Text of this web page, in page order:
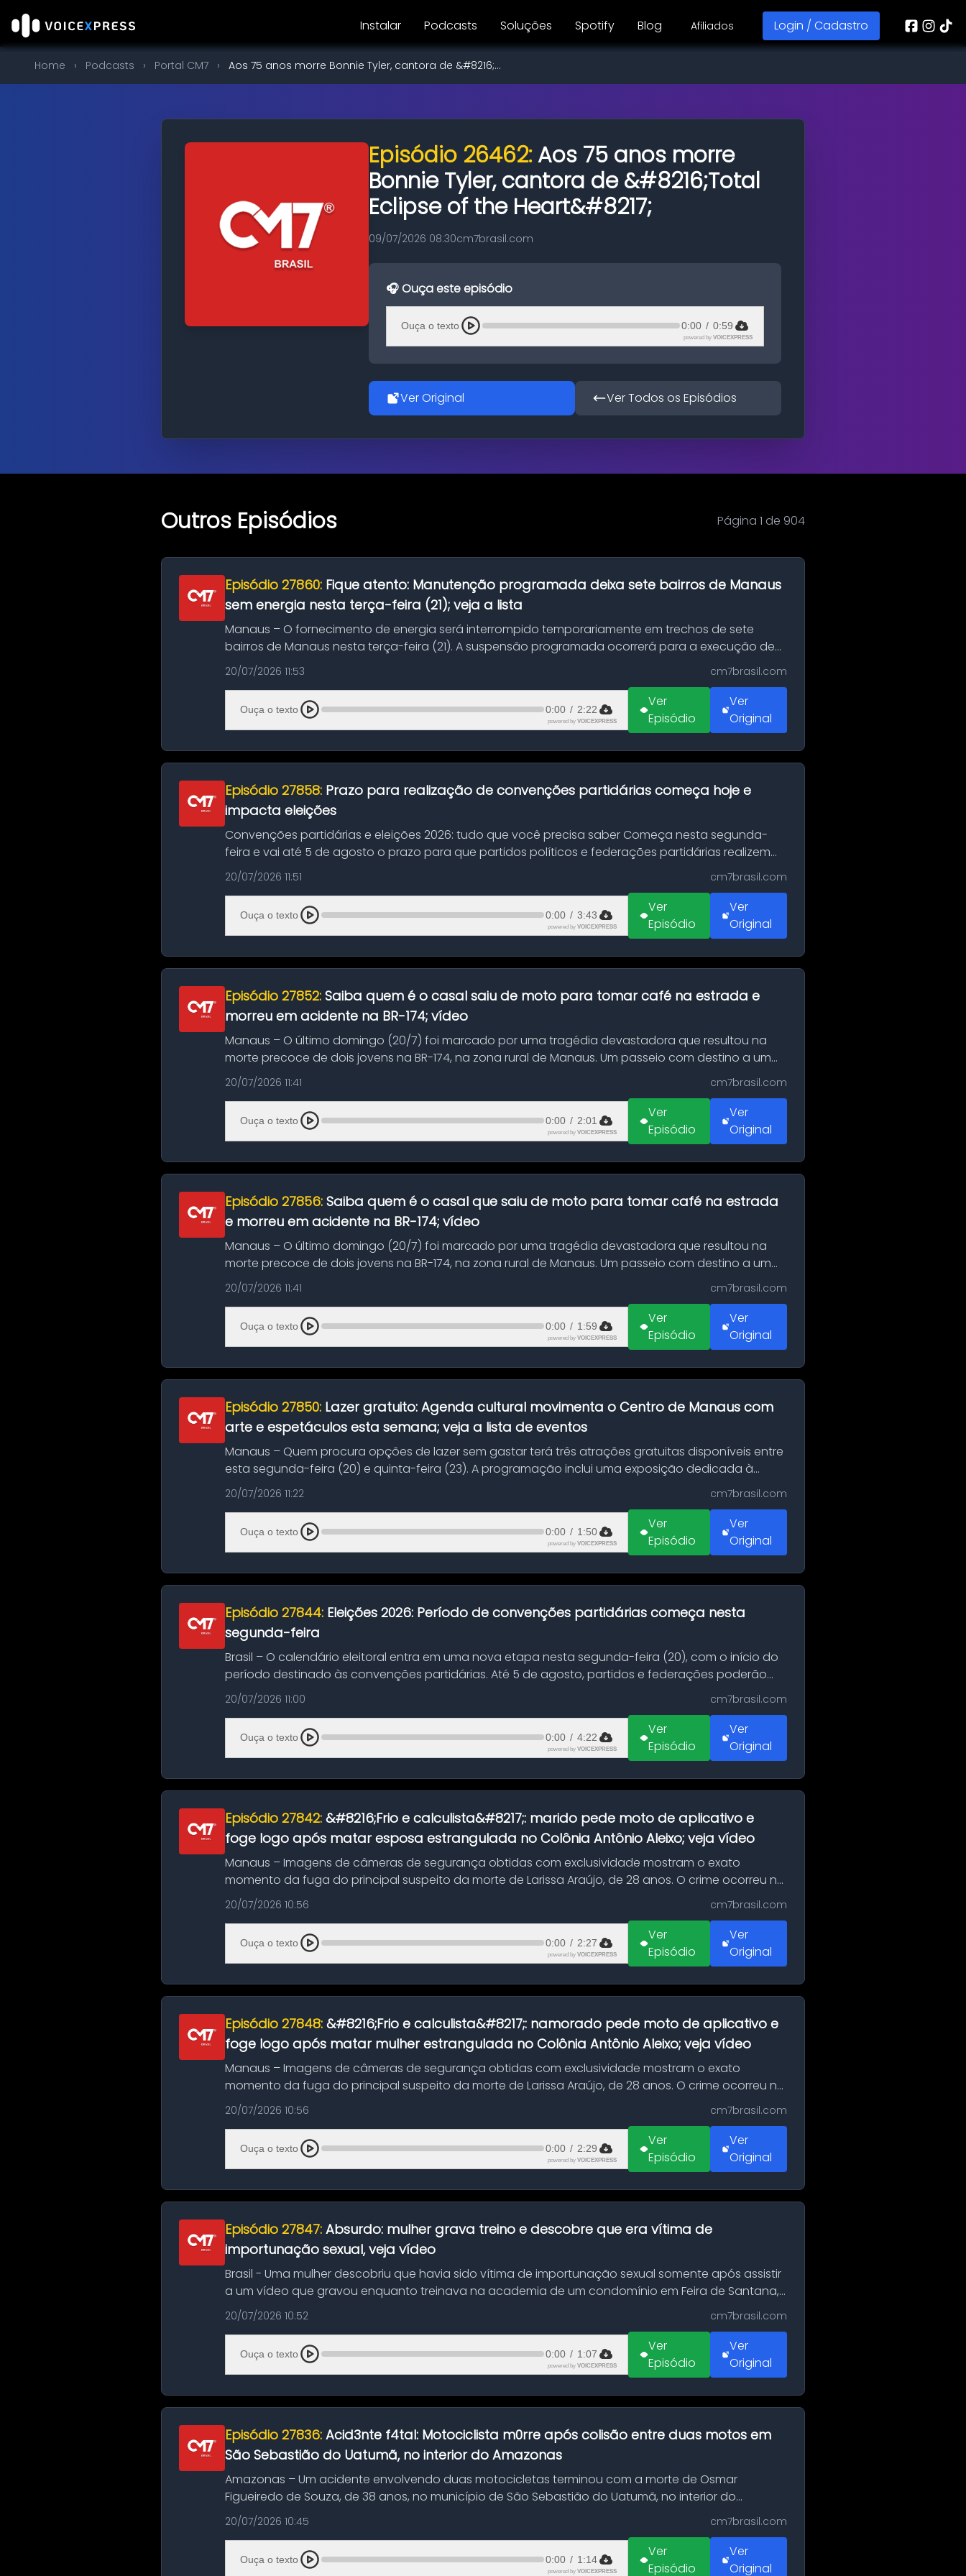
Instalar Podcasts Soluções Spotify Blog Afiliados Login / Cadastro
Home › Podcasts › Portal CM7 › Aos 75 anos morre Bonnie Tyler, cantora de &#8216;...
Episódio 26462:Aos 75 anos morre
Bonnie Tyler, cantora de &#8216;Total
Eclipse of the Heart&#8217;
09/07/2026 08:30cm7brasil.com
🎧 Ouça este episódio
Ouça o texto 0:00 / 0:59
powered by VOICEXPRESS
Ver Original Ver Todos os Episódios
Outros Episódios Página 1 de 904
Episódio 27860: Fique atento: Manutenção programada deixa sete bairros de Manaus
sem energia nesta terça-feira (21); veja a lista
Manaus – O fornecimento de energia será interrompido temporariamente em trechos de sete
bairros de Manaus nesta terça-feira (21). A suspensão programada ocorrerá para a execução de
serviços de manuten...
20/07/2026 11:53 cm7brasil.com
Ouça o texto 0:00 / 2:22
powered by VOICEXPRESS
Ver
Episódio
Ver
Original
Episódio 27858: Prazo para realização de convenções partidárias começa hoje e
impacta eleições
Convenções partidárias e eleições 2026: tudo que você precisa saber Começa nesta segunda-
feira e vai até 5 de agosto o prazo para que partidos políticos e federações partidárias realizem
suas convençõ...
20/07/2026 11:51 cm7brasil.com
Ouça o texto 0:00 / 3:43
powered by VOICEXPRESS
Ver
Episódio
Ver
Original
Episódio 27852: Saiba quem é o casal saiu de moto para tomar café na estrada e
morreu em acidente na BR-174; vídeo
Manaus – O último domingo (20/7) foi marcado por uma tragédia devastadora que resultou na
morte precoce de dois jovens na BR-174, na zona rural de Manaus. Um passeio com destino a um
típico café regio...
20/07/2026 11:41 cm7brasil.com
Ouça o texto 0:00 / 2:01
powered by VOICEXPRESS
Ver
Episódio
Ver
Original
Episódio 27856: Saiba quem é o casal que saiu de moto para tomar café na estrada
e morreu em acidente na BR-174; vídeo
Manaus – O último domingo (20/7) foi marcado por uma tragédia devastadora que resultou na
morte precoce de dois jovens na BR-174, na zona rural de Manaus. Um passeio com destino a um
típico café regio...
20/07/2026 11:41 cm7brasil.com
Ouça o texto 0:00 / 1:59
powered by VOICEXPRESS
Ver
Episódio
Ver
Original
Episódio 27850: Lazer gratuito: Agenda cultural movimenta o Centro de Manaus com
arte e espetáculos esta semana; veja a lista de eventos
Manaus – Quem procura opções de lazer sem gastar terá três atrações gratuitas disponíveis entre
esta segunda-feira (20) e quinta-feira (23). A programação inclui uma exposição dedicada à
história das ...
20/07/2026 11:22 cm7brasil.com
Ouça o texto 0:00 / 1:50
powered by VOICEXPRESS
Ver
Episódio
Ver
Original
Episódio 27844: Eleições 2026: Período de convenções partidárias começa nesta
segunda-feira
Brasil – O calendário eleitoral entra em uma nova etapa nesta segunda-feira (20), com o início do
período destinado às convenções partidárias. Até 5 de agosto, partidos e federações poderão
oficializa...
20/07/2026 11:00 cm7brasil.com
Ouça o texto 0:00 / 4:22
powered by VOICEXPRESS
Ver
Episódio
Ver
Original
Episódio 27842: &#8216;Frio e calculista&#8217;: marido pede moto de aplicativo e
foge logo após matar esposa estrangulada no Colônia Antônio Aleixo; veja vídeo
Manaus – Imagens de câmeras de segurança obtidas com exclusividade mostram o exato
momento da fuga do principal suspeito da morte de Larissa Araújo, de 28 anos. O crime ocorreu na
noite deste último d...
20/07/2026 10:56 cm7brasil.com
Ouça o texto 0:00 / 2:27
powered by VOICEXPRESS
Ver
Episódio
Ver
Original
Episódio 27848: &#8216;Frio e calculista&#8217;: namorado pede moto de aplicativo e
foge logo após matar mulher estrangulada no Colônia Antônio Aleixo; veja vídeo
Manaus – Imagens de câmeras de segurança obtidas com exclusividade mostram o exato
momento da fuga do principal suspeito da morte de Larissa Araújo, de 28 anos. O crime ocorreu na
noite deste último d...
20/07/2026 10:56 cm7brasil.com
Ouça o texto 0:00 / 2:29
powered by VOICEXPRESS
Ver
Episódio
Ver
Original
Episódio 27847: Absurdo: mulher grava treino e descobre que era vítima de
importunação sexual, veja vídeo
Brasil - Uma mulher descobriu que havia sido vítima de importunação sexual somente após assistir
a um vídeo que gravou enquanto treinava na academia de um condomínio em Feira de Santana,
na Bahia. O c...
20/07/2026 10:52 cm7brasil.com
Ouça o texto 0:00 / 1:07
powered by VOICEXPRESS
Ver
Episódio
Ver
Original
Episódio 27836: Acid3nte f4tal: Motociclista m0rre após colisão entre duas motos em
São Sebastião do Uatumã, no interior do Amazonas
Amazonas – Um acidente envolvendo duas motocicletas terminou com a morte de Osmar
Figueiredo de Souza, de 38 anos, no município de São Sebastião do Uatumã, no interior do
Amazonas. A colisão ocorreu n...
20/07/2026 10:45 cm7brasil.com
Ouça o texto 0:00 / 1:14
powered by VOICEXPRESS
Ver
Episódio
Ver
Original